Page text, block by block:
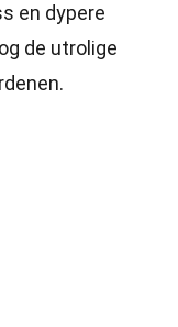
en dypere
de utrolige